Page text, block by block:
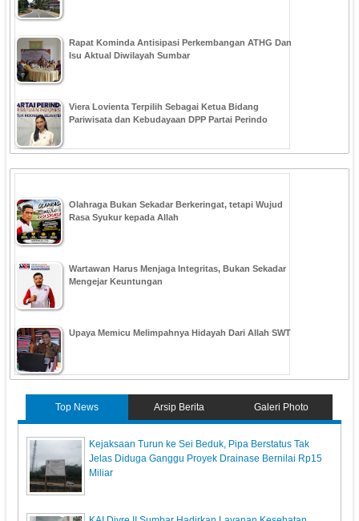
Rapat Kominda Antisipasi Perkembangan ATHG Dan
Isu Aktual Diwilayah Sumbar
Viera Lovienta Terpilih Sebagai Ketua Bidang
Pariwisata dan Kebudayaan DPP Partai Perindo
Olahraga Bukan Sekadar Berkeringat, tetapi Wujud
Rasa Syukur kepada Allah
Wartawan Harus Menjaga Integritas, Bukan Sekadar
Mengejar Keuntungan
Upaya Memicu Melimpahnya Hidayah Dari Allah SWT
Top News Arsip Berita Galeri Photo
Kejaksaan Turun ke Sei Beduk, Pipa Berstatus Tak
Jelas Diduga Ganggu Proyek Drainase Bernilai Rp15
Miliar